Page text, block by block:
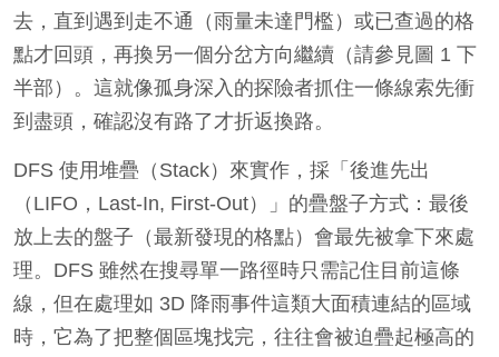
去，直到遇到走不通（雨量未達門檻）或已查過的格
點才回頭，再換另一個分岔方向繼續（請參見圖 1 下
半部）。這就像孤身深入的探險者抓住一條線索先衝
到盡頭，確認沒有路了才折返換路。
DFS 使用堆疊（Stack）來實作，採「後進先出
（LIFO，Last-In, First-Out）」的疊盤子方式：最後
放上去的盤子（最新發現的格點）會最先被拿下來處
理。DFS 雖然在搜尋單一路徑時只需記住目前這條
線，但在處理如 3D 降雨事件這類大面積連結的區域
時，它為了把整個區塊找完，往往會被迫疊起極高的